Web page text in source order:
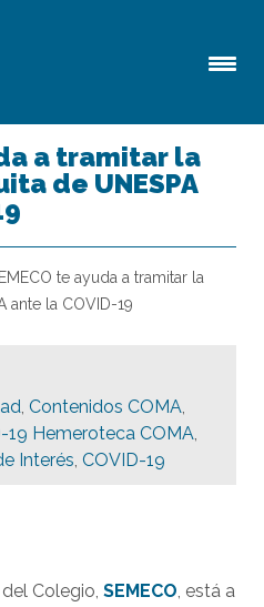
a tramitar la
de UNESPA
te ayuda a tramitar la
ante la COVID-19
, Contenidos COMA,
19 Hemeroteca COMA,
Interés, COVID-19
Colegio, SEMECO, está a